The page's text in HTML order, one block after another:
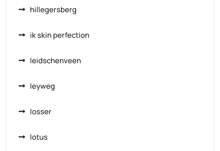
hillegersberg
ik skin perfection
leidschenveen
leyweg
losser
lotus